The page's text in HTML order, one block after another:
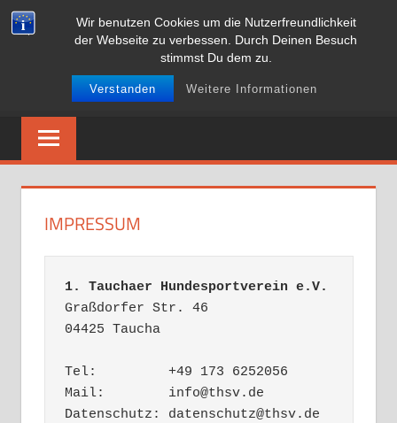
Wir benutzen Cookies um die Nutzerfreundlichkeit
der Webseite zu verbessen. Durch Deinen Besuch
stimmst Du dem zu.
Verstanden Weitere Informationen
Zum
Inhalt
1. TAUCHAER
HUNDESPORTVEREIN E.V.
Der
Hundesportverein
den
IMPRESSUM
1. Tauchaer Hundesportverein e.V.
Graßdorfer Str. 46
04425 Taucha
Tel:         +49 173 6252056
Mail:        info@thsv.de
Datenschutz: datenschutz@thsv.de